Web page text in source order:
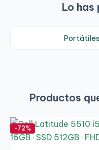
Lo has
Productos
-72%